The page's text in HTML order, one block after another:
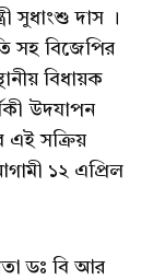
সুধাংশু দাস ।
সহ বিজেপির
বিধায়ক
উদযাপন
এই সক্রিয়
১২ এপ্রিল
ডঃ বি আর